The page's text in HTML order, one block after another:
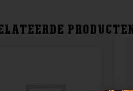
PRODUCTEN